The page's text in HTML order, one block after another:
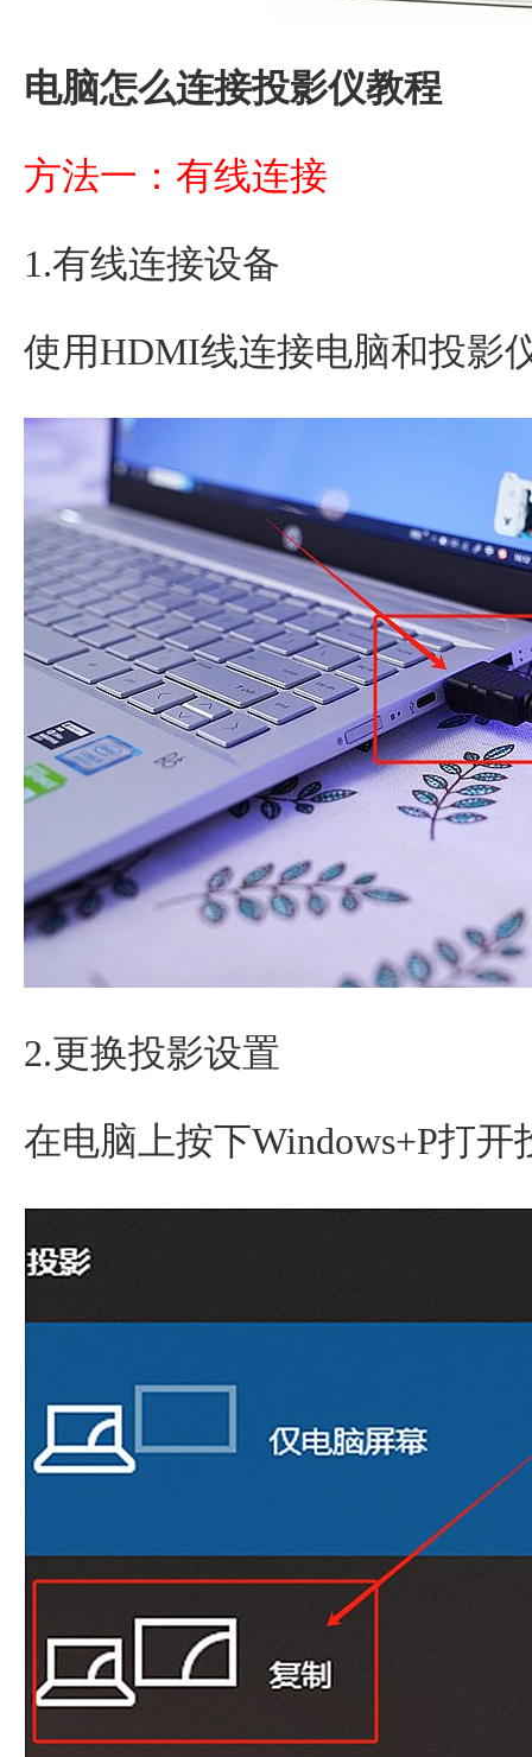
电脑怎么连接投影仪教程
方法一：有线连接
1.有线连接设备
使用HDMI线连接电脑和投影
2.更换投影设置
在电脑上按下Windows+P打